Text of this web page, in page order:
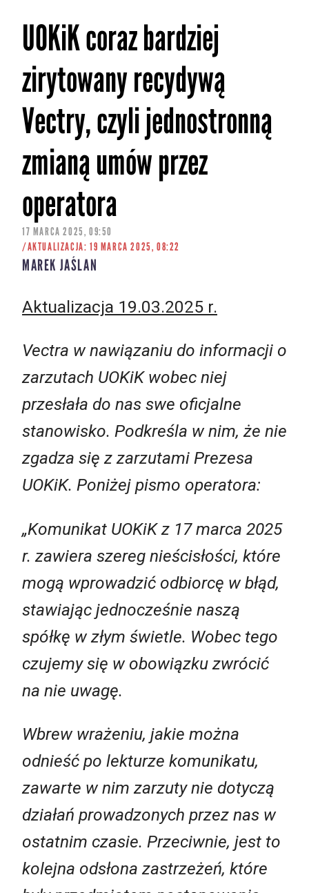
UOKiK coraz bardziej
zirytowany recydywą
Vectry, czyli jednostronną
zmianą umów przez
operatora
17 MARCA 2025, 09:50
/AKTUALIZACJA: 19 MARCA 2025, 08:22
MAREK JAŚLAN
Aktualizacja 19.03.2025 r.
Vectra w nawiązaniu do informacji o
zarzutach UOKiK wobec niej
przesłała do nas swe oficjalne
stanowisko. Podkreśla w nim, że nie
zgadza się z zarzutami Prezesa
UOKiK. Poniżej pismo operatora:
„Komunikat UOKiK z 17 marca 2025
r. zawiera szereg nieścisłości, które
mogą wprowadzić odbiorcę w błąd,
stawiając jednocześnie naszą
spółkę w złym świetle. Wobec tego
czujemy się w obowiązku zwrócić
na nie uwagę.
Wbrew wrażeniu, jakie można
odnieść po lekturze komunikatu,
zawarte w nim zarzuty nie dotyczą
działań prowadzonych przez nas w
ostatnim czasie. Przeciwnie, jest to
kolejna odsłona zastrzeżeń, które